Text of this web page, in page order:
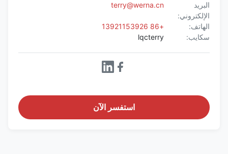
البريد
الإلكتروني:
terry@werna.cn
الهاتف:
+86 13921153926
سكايب:
lqcterry
استفسر الآن